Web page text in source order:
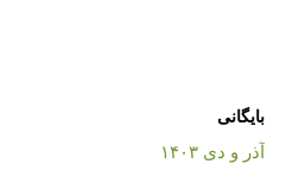
بایگانی
آذر و دی ۱۴۰۳